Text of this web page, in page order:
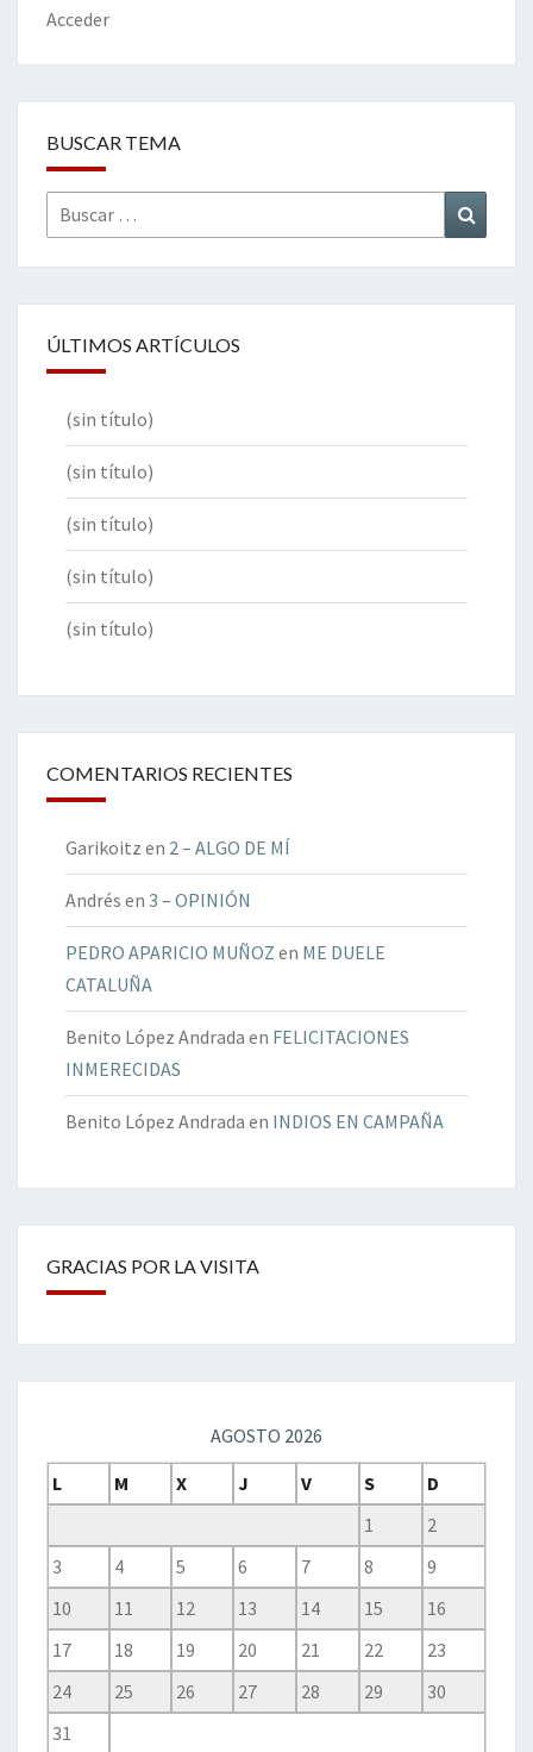
k
Acceder
BUSCAR TEMA
Buscar
por:
ÚLTIMOS ARTÍCULOS
(sin título)
(sin título)
(sin título)
(sin título)
(sin título)
COMENTARIOS RECIENTES
Garikoitz en 2 – ALGO DE MÍ
Andrés en 3 – OPINIÓN
PEDRO APARICIO MUÑOZ en ME DUELE
CATALUÑA
Benito López Andrada en FELICITACIONES
INMERECIDAS
Benito López Andrada en INDIOS EN CAMPAÑA
GRACIAS POR LA VISITA
AGOSTO 2026
L
M X J V S
D
1
2
3
4 5 6 7 8
9
10
11 12 13 14 15
16
17
18 19 20 21 22
23
24
25 26 27 28 29
30
31